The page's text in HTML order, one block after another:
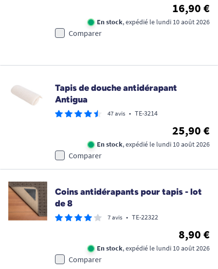
16,90 €
En stock, expédié le lundi 10 août 2026
Comparer
Tapis de douche antidérapant
Antigua
47 avis • TE-3214
25,90 €
En stock, expédié le lundi 10 août 2026
Comparer
Coins antidérapants pour tapis - lot
de 8
7 avis • TE-22322
8,90 €
En stock, expédié le lundi 10 août 2026
Comparer